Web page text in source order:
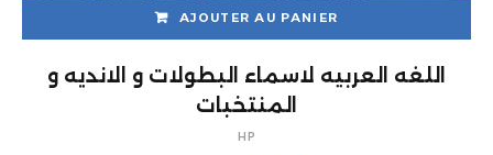
AJOUTER AU PANIER
اللغه العربيه لاسماء البطولات و الانديه و
المنتخبات
HP